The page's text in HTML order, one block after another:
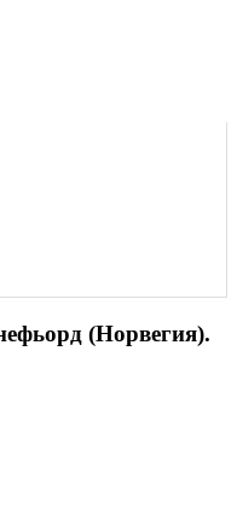
(Норвегия).